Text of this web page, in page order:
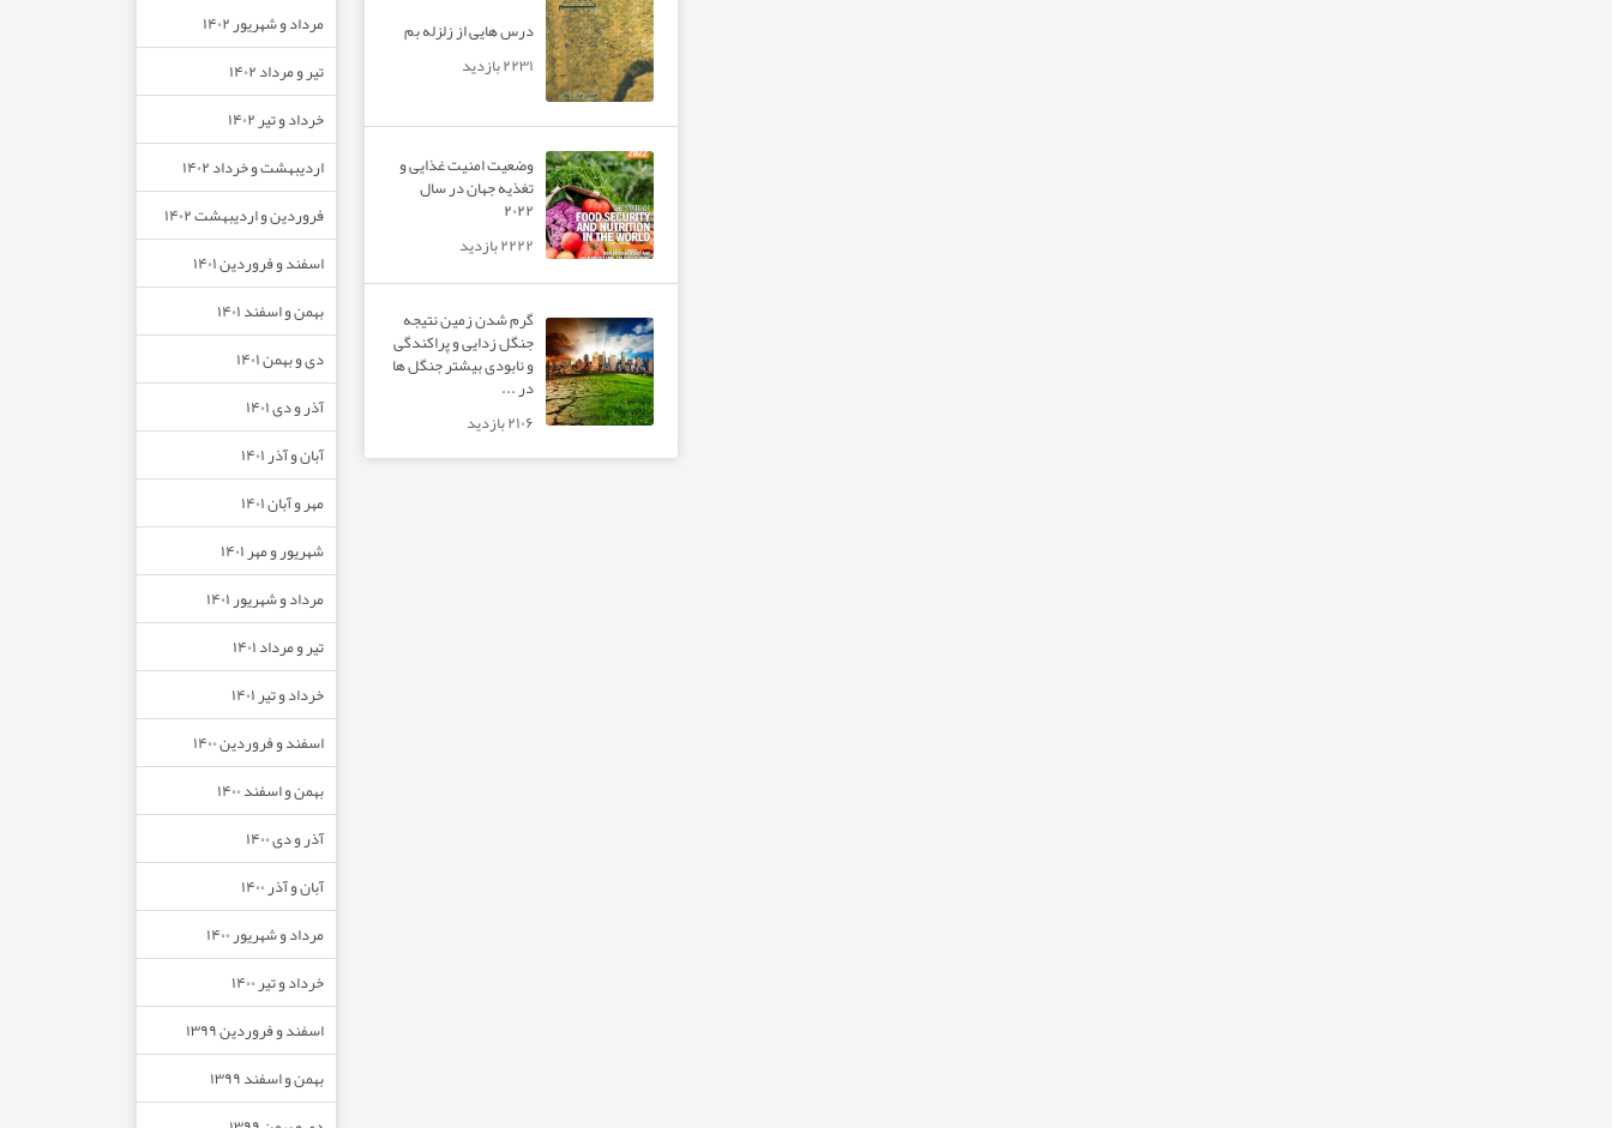
درس هایی از زلزله بم
۲۲۳۱ بازدید
وضعیت امنیت غذایی و
تغذیه جهان در سال
۲۰۲۲
۲۲۲۲ بازدید
گرم شدن زمین نتیجه
جنگل زدایی و پراکندگی
و نابودی بیشتر جنگل ها
در ...
۲۱۰۶ بازدید
مرداد و شهریور ۱۴۰۲
تیر و مرداد ۱۴۰۲
خرداد و تیر ۱۴۰۲
اردیبهشت و خرداد ۱۴۰۲
فروردین و اردیبهشت ۱۴۰۲
اسفند و فروردین ۱۴۰۱
بهمن و اسفند ۱۴۰۱
دی و بهمن ۱۴۰۱
آذر و دی ۱۴۰۱
آبان و آذر ۱۴۰۱
مهر و آبان ۱۴۰۱
شهریور و مهر ۱۴۰۱
مرداد و شهریور ۱۴۰۱
تیر و مرداد ۱۴۰۱
خرداد و تیر ۱۴۰۱
اسفند و فروردین ۱۴۰۰
بهمن و اسفند ۱۴۰۰
آذر و دی ۱۴۰۰
آبان و آذر ۱۴۰۰
مرداد و شهریور ۱۴۰۰
خرداد و تیر ۱۴۰۰
اسفند و فروردین ۱۳۹۹
بهمن و اسفند ۱۳۹۹